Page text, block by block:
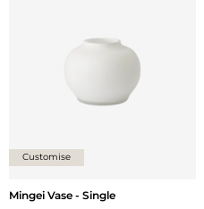
Customise
Mingei Vase - Single